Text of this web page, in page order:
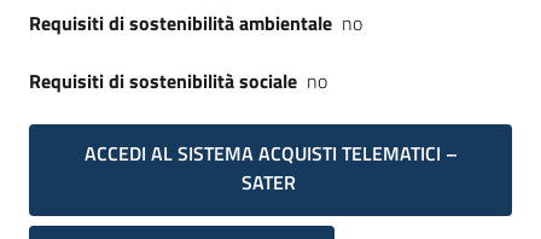
Requisiti di sostenibilità ambientale no
Requisiti di sostenibilità sociale no
ACCEDI AL SISTEMA ACQUISTI TELEMATICI –
SATER